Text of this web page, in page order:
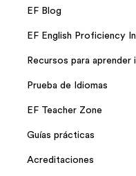
EF Blog
EF English Proficiency
Recursos para aprender
Prueba de Idiomas
EF Teacher Zone
Guías prácticas
Acreditaciones